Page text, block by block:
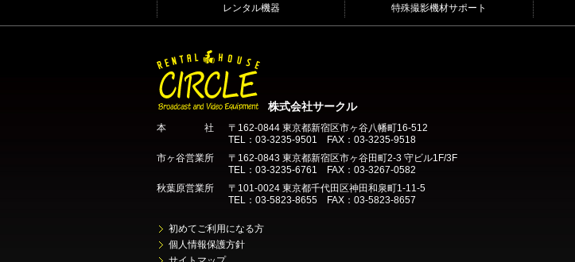
レンタル機器 特殊撮影機材サポート
株式会社サークル
本 社
〒162-0844 東京都新宿区市ヶ谷八幡町16-512
TEL：03-3235-9501 FAX：03-3235-9518
市ヶ谷営業所
〒162-0843 東京都新宿区市ヶ谷田町2-3 守ビル1F/3F
TEL：03-3235-6761 FAX：03-3267-0582
秋葉原営業所
〒101-0024 東京都千代田区神田和泉町1-11-5
TEL：03-5823-8655 FAX：03-5823-8657
初めてご利用になる方
個人情報保護方針